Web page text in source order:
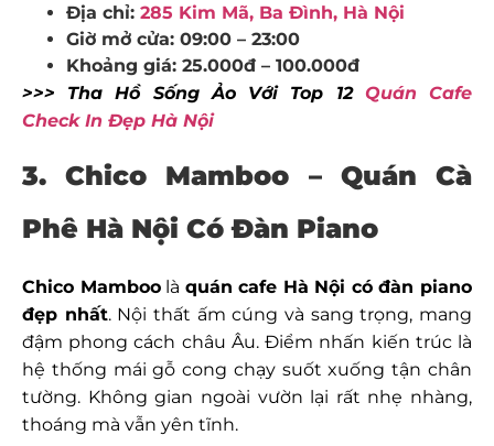
Địa chỉ: 285 Kim Mã, Ba Đình, Hà Nội
Giờ mở cửa: 09:00 – 23:00
Khoảng giá: 25.000đ – 100.000đ
>>> Tha Hồ Sống Ảo Với Top 12 Quán Cafe
Check In Đẹp Hà Nội
3. Chico Mamboo – Quán Cà
Phê Hà Nội Có Đàn Piano
Chico Mamboolà quán cafe Hà Nội có đàn piano
đẹp nhất. Nội thất ấm cúng và sang trọng, mang
đậm phong cách châu Âu. Điểm nhấn kiến trúc là
hệ thống mái gỗ cong chạy suốt xuống tận chân
tường. Không gian ngoài vườn lại rất nhẹ nhàng,
thoáng mà vẫn yên tĩnh.